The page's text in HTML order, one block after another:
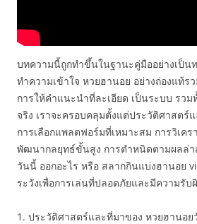
บทความนี้ถูกทำขึ้นในฐานะคู่มืออย่างเป็น
ทำความเข้าใจ หวยฮานอย อย่างถ่องแท้ร
การให้คำแนะนำที่ละเอียด เป็นระบบ รว
จริง เราจะครอบคลุมตั้งแต่ประวัติศาสตร์
การเลือกแพลตฟอร์มที่เหมาะสม การวิเค
พัฒนากลยุทธ์ขั้นสูง การตำหนิดตามผลล่า
วันนี้ ออกอะไร หรือ สลากกินแบ่งฮานอย
ระวังเพื่อการเล่นที่ปลอดภัยและมีความรับ
1. ประวัติศาสตร์และที่มาของ หวยฮานอย